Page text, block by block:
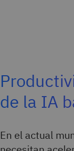
de la IA
En el actual